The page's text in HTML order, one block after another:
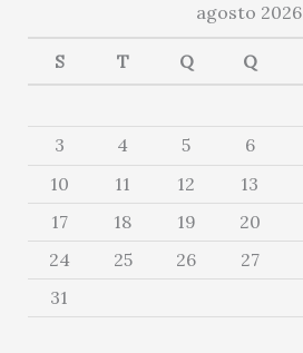
agosto 2026
S T Q Q
3
4 5 6
10
11 12 13
17
18 19 20
24
25 26 27
31